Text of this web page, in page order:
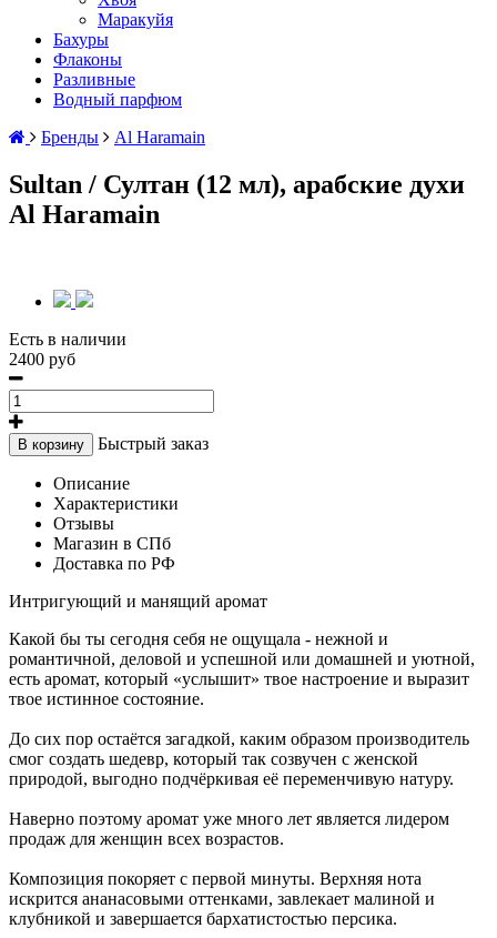
Маракуйя
Бахуры
Флаконы
Разливные
Водный парфюм
Бренды
Al Haramain
Sultan / Султан (12 мл), арабские духи
Al Haramain
Есть в наличии
2400 руб
В корзину Быстрый заказ
Описание
Характеристики
Отзывы
Магазин в СПб
Доставка по РФ
Интригующий и манящий аромат
Какой бы ты сегодня себя не ощущала - нежной и
романтичной, деловой и успешной или домашней и уютной,
есть аромат, который «услышит» твое настроение и выразит
твое истинное состояние.
До сих пор остаётся загадкой, каким образом производитель
смог создать шедевр, который так созвучен с женской
природой, выгодно подчёркивая её переменчивую натуру.
Наверно поэтому аромат уже много лет является лидером
продаж для женщин всех возрастов.
Композиция покоряет с первой минуты. Верхняя нота
искрится ананасовыми оттенками, завлекает малиной и
клубникой и завершается бархатистостью персика.